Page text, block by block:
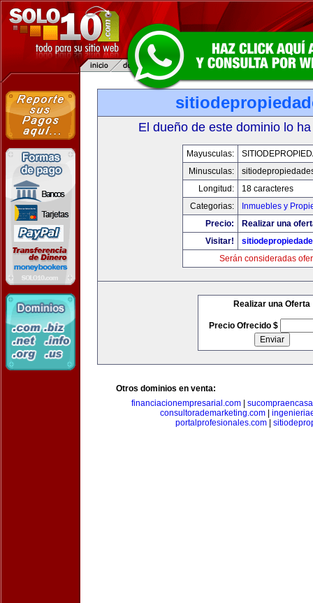
El dueño de este dominio lo
Mayusculas:
Minusculas:
Longitud:
18 caracteres
Categorias:
Inmuebles y
Precio:
Realizar una
Visitar!
Serán consideradas
Realizar una Oferta
Precio Ofrecido $
Otros dominios en venta:
financiacionempresarial.com|
consultorademarketing.com|
portalprofesionales.com|